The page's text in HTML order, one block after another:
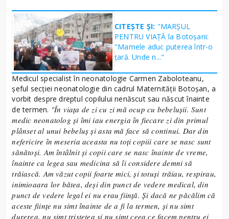
CITEȘTE ȘI: "MARȘUL
PENTRU VIAȚĂ la Botoșani:
"Mamele aduc puterea într-o
țară. Unde n..."
Medicul specialist în neonatologie Carmen Zaboloteanu,
şeful secţiei neonatologie din cadrul Maternităţii Botoșan, a
vorbit despre dreptul copilului nenăscut sau născut înainte
de termen. "În viața de zi cu zi mă ocup cu bebelușii. Sunt
medic neonatolog și îmi iau energia în fiecare zi din primul
plânset al unui bebeluș și asta mă face să continui. Dar din
nefericire în meseria aceasta nu toți copiii care se nasc sunt
sănătoși. Am întâlnit și copii care se nasc înainte de vreme,
înainte ca legea sau medicina să îi considere demni să
trăiască. Am văzut copii foarte mici, și totuși trăiau, respirau,
inimioaara lor bătea, deși din punct de vedere medical, din
punct de vedere legal ei nu erau ființă. Și dacă ne păcălim că
aceste ființe nu simt înainte de a fi la termen, și nu simt
durerea, nu simt tristețea și nu simt ceea ce facem pentru ei